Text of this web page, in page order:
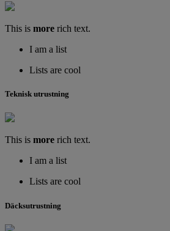
This is more rich text.
I am a list
Lists are cool
Teknisk utrustning
This is more rich text.
I am a list
Lists are cool
Däcksutrustning